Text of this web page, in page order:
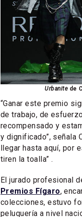
Urbanitede
“Ganar este premio
de trabajo, de
recompensado y
y dignificado”, señala
llegar hasta aquí, por
tiren la toalla” .​
El jurado profesional
Premios Fígaro,
colecciones, estuvo
peluquería a nivel